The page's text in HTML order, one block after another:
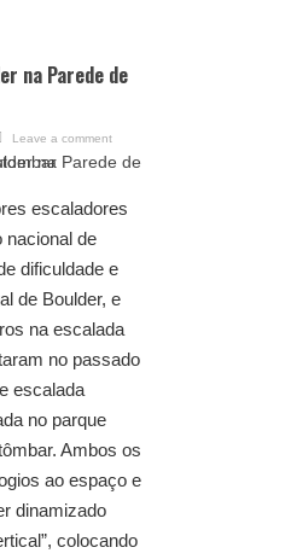
na Parede de
Leave a comment
escaladores
nacional de
dificuldade e
de Boulder, e
na escalada
no passado
escalada
no parque
Ambos os
ao espaço e
dinamizado
colocando